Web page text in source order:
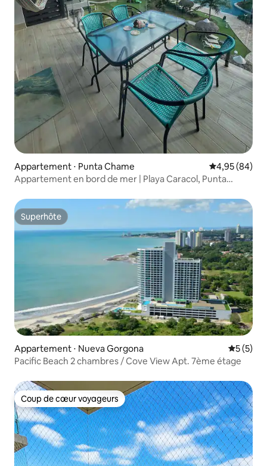
Appartement ⋅ Punta Chame Évaluation
4,95 (84)
Appartement en bord de mer | Playa Caracol, Punta
Superhôte
Superhôte
Appartement ⋅ Nueva Gorgona
5 (5)
Pacific Beach 2 chambres / Cove View Apt. 7ème étage
Coup de cœur voyageurs
Coup de cœur voyageurs